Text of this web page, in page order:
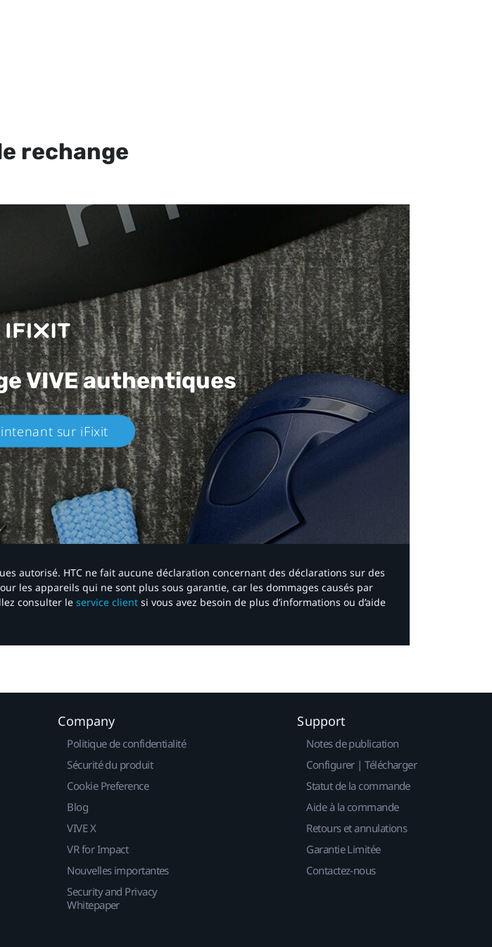
rechange
VIVE authentiques​
sur iFixit​
autorisé. HTC ne fait aucune déclaration concernant des déclarations sur des
les appareils qui ne sont plus sous garantie, car les dommages causés par
consulter le service client si vous avez besoin de plus d’informations ou d’aide
Company
Politique de confidentialité
Sécurité du produit
Cookie Preference
Blog
VIVE X
VR for Impact
Nouvelles importantes
Security and Privacy
Whitepaper
Support
Notes de publication
Configurer | Télécharger
Statut de la commande
Aide à la commande
Retours et annulations
Garantie Limitée
Contactez-nous